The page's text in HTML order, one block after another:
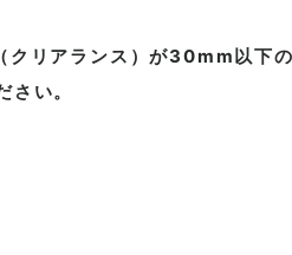
クリアランス）が30mm以下の
さい。